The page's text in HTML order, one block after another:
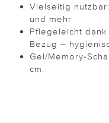
Vielseitig
und mehr
Pflegeleicht
Bezug –
Gel/Memory-
cm.